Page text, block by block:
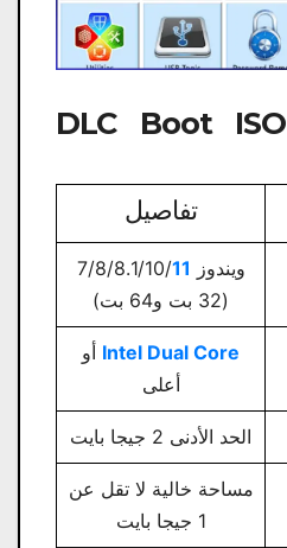
تحميل برنامج DLC Boot ISO
تفاصيل
ويندوز 7/8/8.1/10/ 11
(32 بت و64 بت)
Intel Dual Core أو
أعلى
الحد الأدنى 2 جيجا بايت
مساحة خالية لا تقل عن
1 جيجا بايت